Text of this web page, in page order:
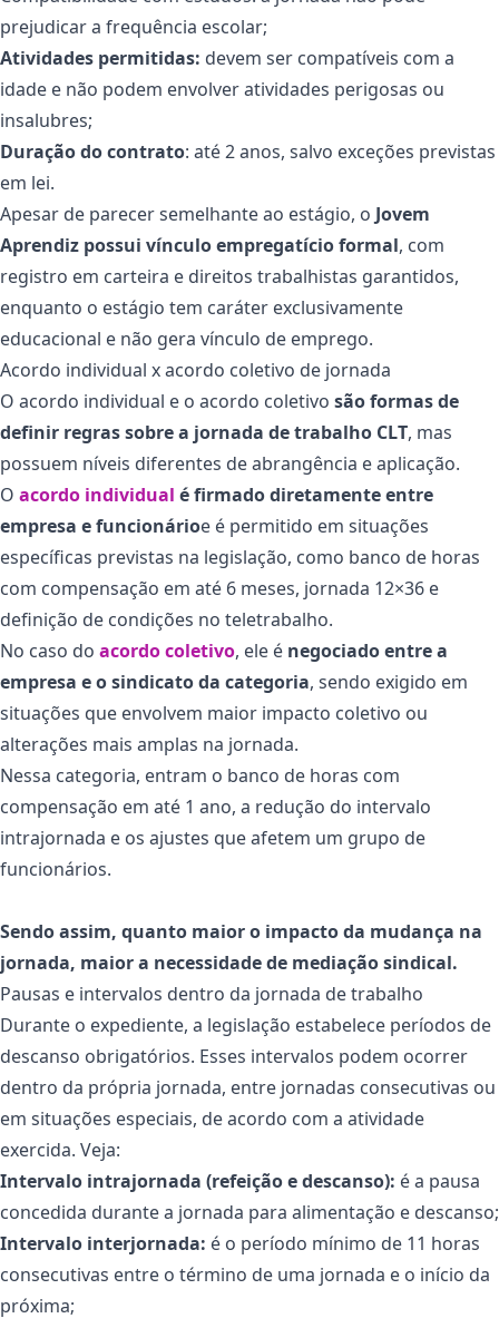
prejudicar a frequência escolar;
Atividades permitidas: devem ser compatíveis com a
idade e não podem envolver atividades perigosas ou
insalubres;
Duração do contrato: até 2 anos, salvo exceções previstas
em lei.
Apesar de parecer semelhante ao estágio, o Jovem
Aprendiz possui vínculo empregatício formal, com
registro em carteira e direitos trabalhistas garantidos,
enquanto o estágio tem caráter exclusivamente
educacional e não gera vínculo de emprego.
Acordo individual x acordo coletivo de jornada
O acordo individual e o acordo coletivo são formas de
definir regras sobre a jornada de trabalho CLT, mas
possuem níveis diferentes de abrangência e aplicação.
O acordo individual é firmado diretamente entre
empresa e funcionárioe é permitido em situações
específicas previstas na legislação, como banco de horas
com compensação em até 6 meses, jornada 12×36 e
definição de condições no teletrabalho.
No caso do acordo coletivo, ele é negociado entre a
empresa e o sindicato da categoria, sendo exigido em
situações que envolvem maior impacto coletivo ou
alterações mais amplas na jornada.
Nessa categoria, entram o banco de horas com
compensação em até 1 ano, a redução do intervalo
intrajornada e os ajustes que afetem um grupo de
funcionários.
Sendo assim, quanto maior o impacto da mudança na
jornada, maior a necessidade de mediação sindical.
Pausas e intervalos dentro da jornada de trabalho
Durante o expediente, a legislação estabelece períodos de
descanso obrigatórios. Esses intervalos podem ocorrer
dentro da própria jornada, entre jornadas consecutivas ou
em situações especiais, de acordo com a atividade
exercida. Veja:
Intervalo intrajornada (refeição e descanso): é a pausa
concedida durante a jornada para alimentação e descanso;
Intervalo interjornada: é o período mínimo de 11 horas
consecutivas entre o término de uma jornada e o início da
próxima;